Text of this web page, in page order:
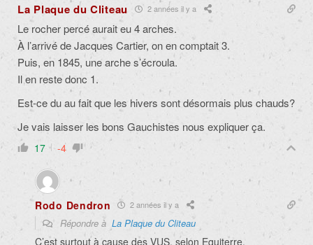
La Plaque du Cliteau 2 années il y a
Le rocher percé aurait eu 4 arches.
À l’arrivé de Jacques Cartier, on en comptait 3.
Puis, en 1845, une arche s’écroula.
Il en reste donc 1.
Est-ce du au fait que les hivers sont désormais plus chauds?
Je vais laisser les bons Gauchistes nous expliquer ça.
17 -4
Rodo Dendron 2 années il y a
Répondre à La Plaque du Cliteau
C’est surtout à cause des VUS, selon Equiterre.